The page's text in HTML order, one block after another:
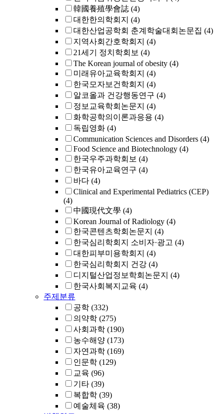
韓國養殖學會誌 (4)
대한한의학회지 (4)
대한산업공학회 춘계학술대회논문집 (4)
지역사회간호학회지 (4)
21세기 정치학회보 (4)
The Korean journal of obesity (4)
미래유아교육학회지 (4)
한국모자보건학회지 (4)
알코올과 건강행동연구 (4)
정보교육학회논문지 (4)
화학공학의이론과응용 (4)
독립영화 (4)
Communication Sciences and Disorders (4)
Food Science and Biotechnology (4)
한국우주과학회보 (4)
한국유아교육연구 (4)
바다 (4)
Clinical and Experimental Pediatrics (CEP)
(4)
中國現代文學 (4)
Korean Journal of Radiology (4)
한국콘텐츠학회논문지 (4)
한국심리학회지 소비자·광고 (4)
대한피부미용학회지 (4)
한국심리학회지 건강 (4)
디지털산업정보학회논문지 (4)
한국사회복지교육 (4)
주제분류
공학 (332)
의약학 (275)
사회과학 (190)
농수해양 (173)
자연과학 (169)
인문학 (129)
교육 (96)
기타 (39)
복합학 (39)
예술체육 (38)